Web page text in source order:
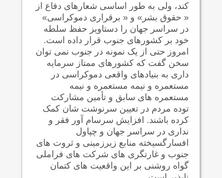
کند، ولی به طور اساسی شعارهای دفاع از
« حقوق بشر» و « برقراری دموکراسی»
در سراسر جهان را دستاویز حفظ سلطه
خود بر کشورهای جنوب قرار داده است.
امروز حتی از يک نمونه در جنوب نمی توان
سخن گفت که کشورهای ممتاز سرمایه
داری به بنیادهای واقعی دموکراسی در
مستعمره و نیمه مستعمره و نیمه
مستعمره های سابق و تأمین مشارکت
توده مردم در تعیین سرنوشت شان کمک
کرده باشند. افزایش سرسام آور فقر و
نداری در سراسر جهان و چپاول
افسارگسيخته منابع زیرزمينی و ثروت های
جنوب و غارتگری های شرکت های فراملی
گواه روشنی بر این واقعیت های کتمان